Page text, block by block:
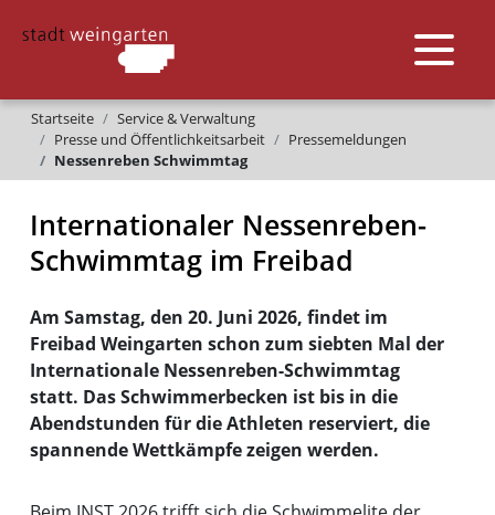
Startseite
Service & Verwaltung
Presse und Öffentlichkeitsarbeit
Pressemeldungen
Nessenreben Schwimmtag
Internationaler Nessenreben-
Schwimmtag im Freibad
Am Samstag, den 20. Juni 2026, findet im
Freibad Weingarten schon zum siebten Mal der
Internationale Nessenreben-Schwimmtag
statt. Das Schwimmerbecken ist bis in die
Abendstunden für die Athleten reserviert, die
spannende Wettkämpfe zeigen werden.